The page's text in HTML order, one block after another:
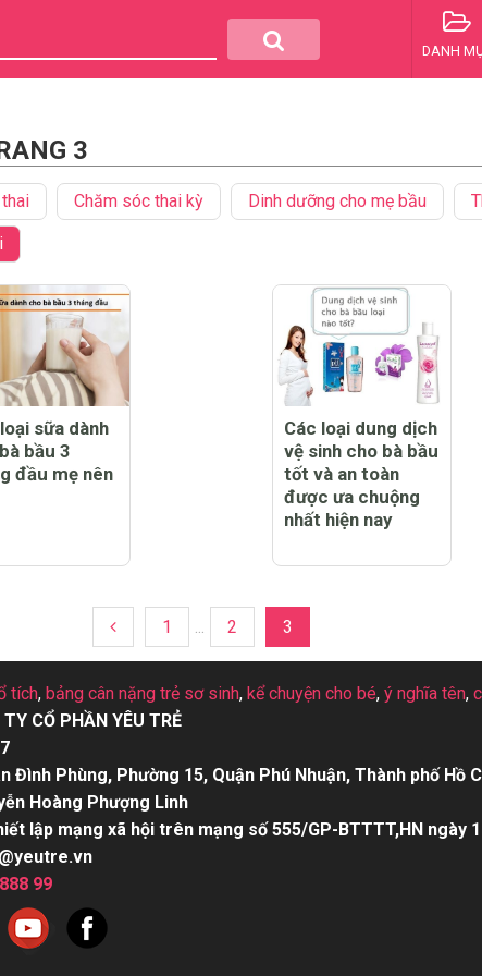
DANH
3
Chăm sóc thai kỳ Dinh dưỡng cho mẹ bầu
sữa dành
bầu 3
đầu mẹ nên
Các loại dung dịch
vệ sinh cho bà bầu
tốt và an toàn
được ưa chuộng
nhất hiện nay
1 ... 2 3
tích, bảng cân nặng trẻ sơ sinh, kể chuyện cho bé, ý nghĩa tên,
TY CỔ PHẦN YÊU TRẺ
Đình Phùng, Phường 15, Quận Phú Nhuận, Thành phố Hồ
Hoàng Phượng Linh
lập mạng xã hội trên mạng số 555/GP-BTTTT,HN ngày
99